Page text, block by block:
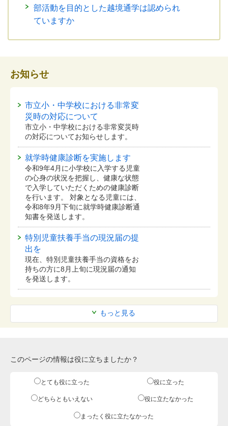
部活動を目的とした越境通学は認められ
ていますか
お知らせ
もっと見る
市立小・中学校における非常変
災時の対応について
市立小・中学校における非常変災時
の対応についてお知らせします。
就学時健康診断を実施します
令和9年4月に小学校に入学する児童
の心身の状況を把握し、健康な状態
で入学していただくための健康診断
を行います。 対象となる児童には、
令和8年9月下旬に就学時健康診断通
知書を発送します。
特別児童扶養手当の現況届の提
出を
現在、特別児童扶養手当の資格をお
持ちの方に8月上旬に現況届の通知
を発送します。
このページの情報は役に立ちましたか？
とても役に立った 役に立った
どちらともいえない 役に立たなかった
まったく役に立たなかった